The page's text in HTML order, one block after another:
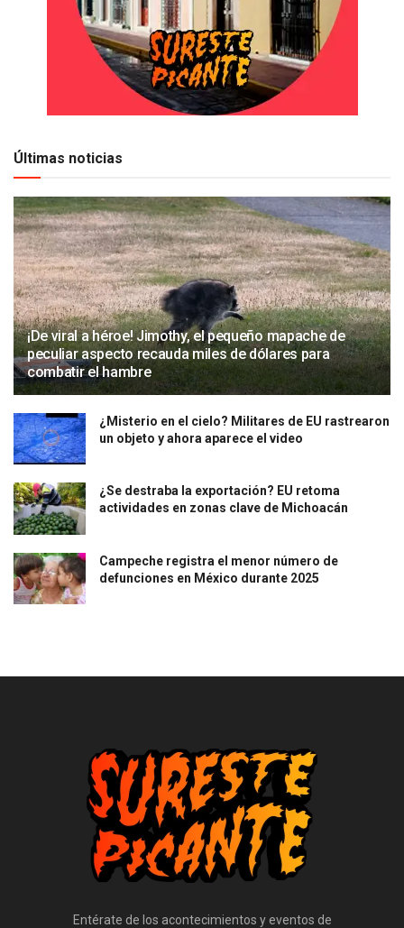
Últimas noticias
¡De viral a héroe! Jimothy, el pequeño mapache de
peculiar aspecto recauda miles de dólares para
combatir el hambre
¿Misterio en el cielo? Militares de EU rastrearon
un objeto y ahora aparece el video
¿Se destraba la exportación? EU retoma
actividades en zonas clave de Michoacán
Campeche registra el menor número de
defunciones en México durante 2025
Entérate de los acontecimientos y eventos de